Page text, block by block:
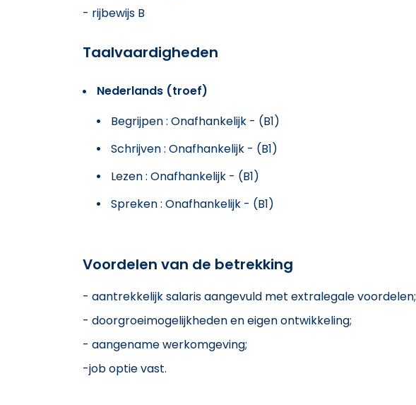
- rijbewijs B
Taalvaardigheden
Nederlands (troef)
Begrijpen : Onafhankelijk - (B1)
Schrijven : Onafhankelijk - (B1)
Lezen : Onafhankelijk - (B1)
Spreken : Onafhankelijk - (B1)
Voordelen van de betrekking
- aantrekkelijk salaris aangevuld met extralegale voordelen;
- doorgroeimogelijkheden en eigen ontwikkeling;
- aangename werkomgeving;
-job optie vast.